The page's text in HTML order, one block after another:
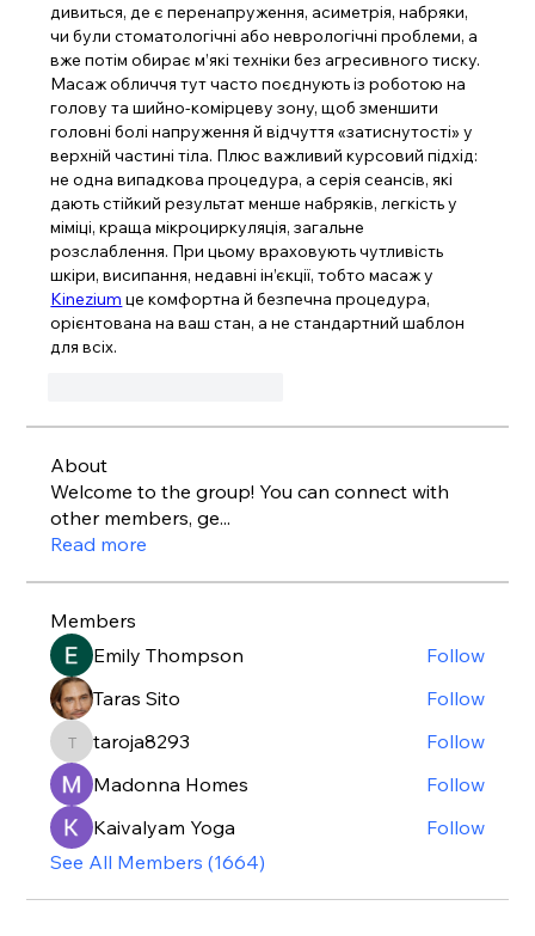
дивиться, де є перенапруження, асиметрія, набряки,
чи були стоматологічні або неврологічні проблеми, а
вже потім обирає м’які техніки без агресивного тиску.
Масаж обличчя тут часто поєднують із роботою на
голову та шийно‑комірцеву зону, щоб зменшити
головні болі напруження й відчуття «затиснутості» у
верхній частині тіла. Плюс важливий курсовий підхід:
не одна випадкова процедура, а серія сеансів, які
дають стійкий результат менше набряків, легкість у
міміці, краща мікроциркуляція, загальне
розслаблення. При цьому враховують чутливість
Kinezium це комфортна й безпечна процедура,
орієнтована на ваш стан, а не стандартний шаблон
для всіх.
About
Welcome to the group! You can connect with
other members, ge...
Read more
Members
Emily Thompson
Follow
Taras Sito
Follow
taroja8293
taroja8293
Follow
Madonna Homes
Follow
Kaivalyam Yoga
Follow
See All Members (1664)